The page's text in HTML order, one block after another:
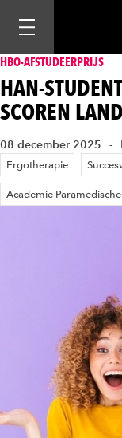
Mobiele
HBO-AFSTUDEERPRIJS
HAN-
SCOREN
08 december 2025
Ergotherapie
Academie